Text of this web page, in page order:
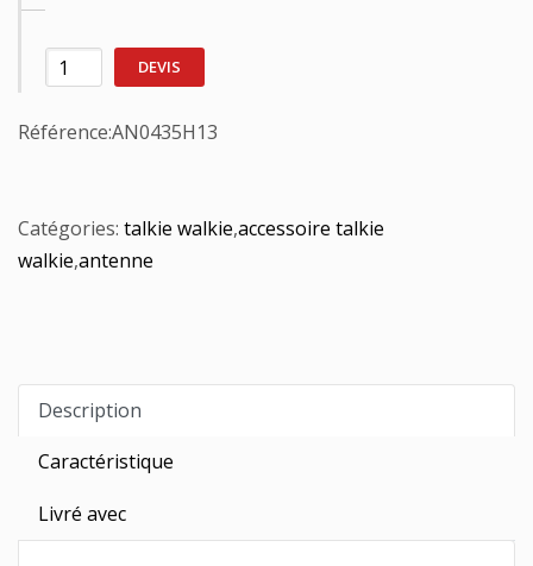
DEVIS
Référence:AN0435H13
Catégories: talkie walkie,accessoire talkie
walkie,antenne
Description
Caractéristique
Livré avec